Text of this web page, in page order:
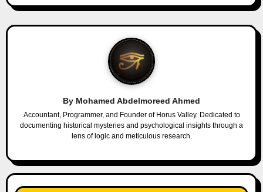
t
g
a
t
By Mohamed Abdelmoreed Ahmed
Accountant, Programmer, and Founder of Horus Valley. Dedicated to
documenting historical mysteries and psychological insights through a
lens of logic and meticulous research.